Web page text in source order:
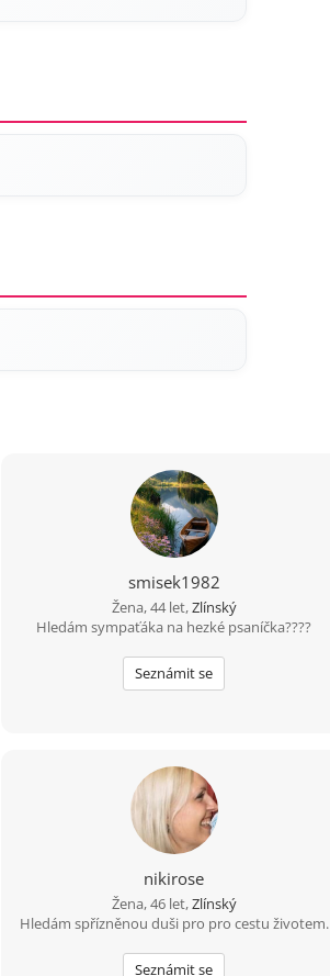
smisek1982
Žena, 44 let,Zlínský
Hledám sympaťáka na hezké psaníčka????
Seznámit se
nikirose
Žena, 46 let,Zlínský
Hledám spřízněnou duši pro pro cestu životem.
Seznámit se